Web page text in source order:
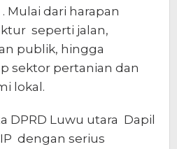
Mulai dari harapan
seperti jalan,
publik, hingga
sektor pertanian dan
lokal.
DPRD Luwu utara Dapil
dengan serius